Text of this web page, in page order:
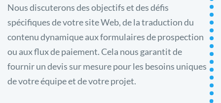
Nous discuterons des objectifs et des défis
spécifiques de votre site Web, de la traduction du
contenu dynamique aux formulaires de prospection
ou aux flux de paiement. Cela nous garantit de
fournir un devis sur mesure pour les besoins uniques
de votre équipe et de votre projet.